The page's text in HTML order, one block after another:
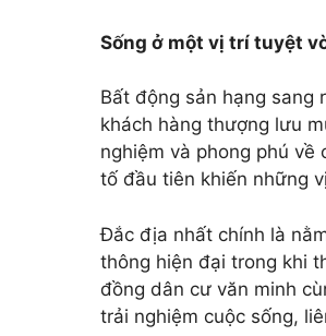
Sống ở một vị trí tuyệt
Bất động sản hạng sang
khách hàng thượng lưu
nghiệm và phong phú
tố đầu tiên khiến những
Đắc địa nhất chính là
thông hiện đại trong khi
đồng dân cư văn minh
trải nghiệm cuộc sống,